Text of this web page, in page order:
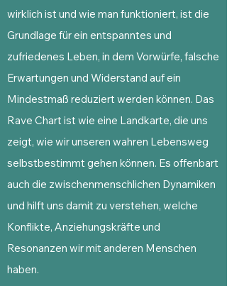
wirklich ist und wie man funktioniert, ist die
Grundlage für ein entspanntes und
zufriedenes Leben, in dem Vorwürfe, falsche
Erwartungen und Widerstand auf ein
Mindestmaß reduziert werden können. Das
Rave Chart ist wie eine Landkarte, die uns
zeigt, wie wir unseren wahren Lebensweg
selbstbestimmt gehen können. Es offenbart
auch die zwischenmenschlichen Dynamiken
und hilft uns damit zu verstehen, welche
Konflikte, Anziehungskräfte und
Resonanzen wir mit anderen Menschen
haben.